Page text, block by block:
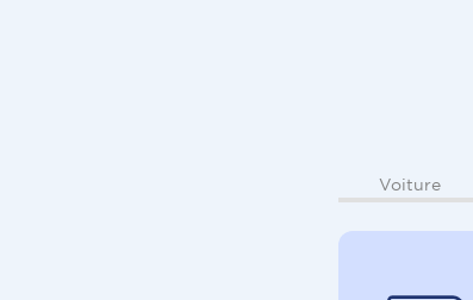
Voiture